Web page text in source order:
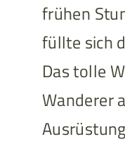
frühen
füllte sich
Das tolle
Wanderer